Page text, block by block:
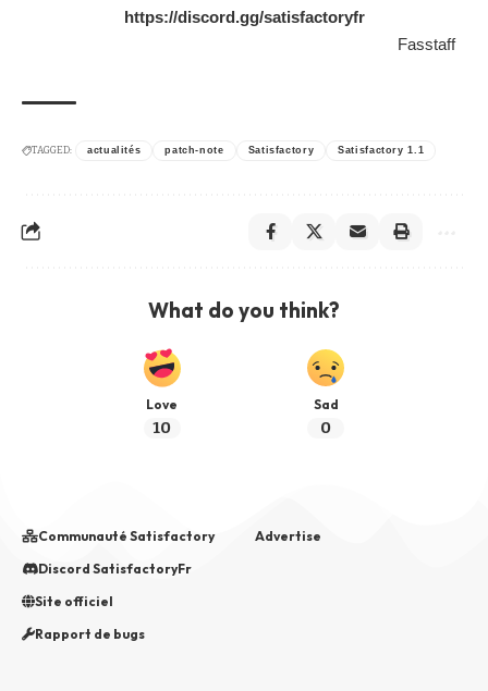
https://discord.gg/satisfactoryfr
Fasstaff
TAGGED: actualités patch-note Satisfactory Satisfactory 1.1
What do you think?
Love
10
Sad
0
Communauté Satisfactory
Discord SatisfactoryFr
Site officiel
Rapport de bugs
Advertise